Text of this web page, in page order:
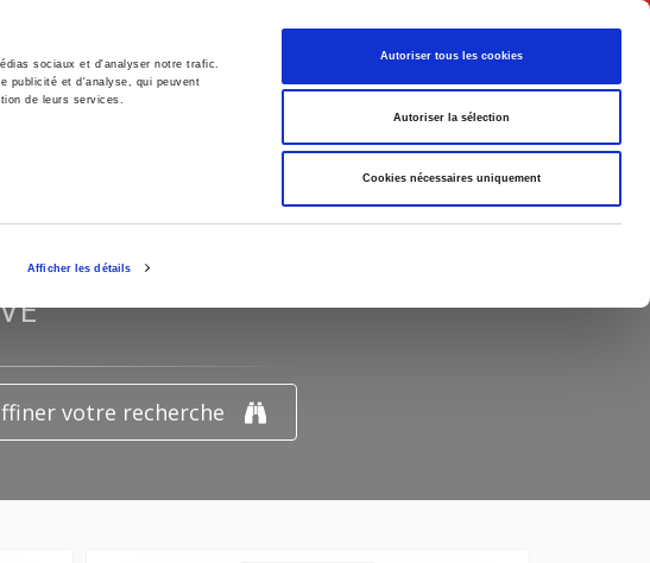
sociaux et d'analyser notre trafic.
publicité et d'analyse, qui peuvent
de leurs services.
Afficher les détails
Autoriser tous les cookies
Autoriser la sélection
Cookies nécessaires uniquement
Français
POUR
votre recherche